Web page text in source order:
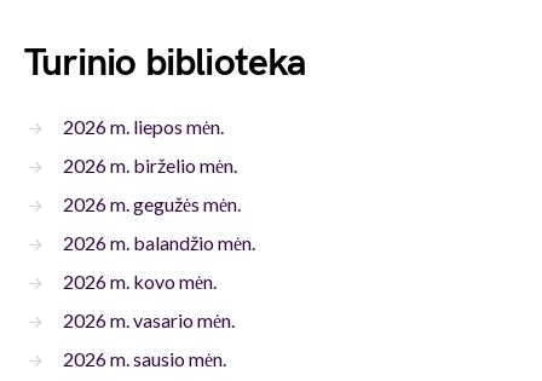
Turinio biblioteka
2026 m. liepos mėn.
2026 m. birželio mėn.
2026 m. gegužės mėn.
2026 m. balandžio mėn.
2026 m. kovo mėn.
2026 m. vasario mėn.
2026 m. sausio mėn.